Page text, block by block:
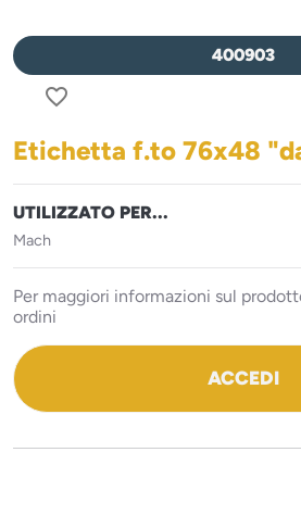
400903
favorite_border
Etichetta f.to 76x48
UTILIZZATO PER...
Mach
Per maggiori informazioni sul
ordini
ACCEDI